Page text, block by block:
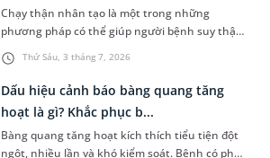
Thứ Sáu, 3 tháng 7, 2026
Chạy thận nhân tạo là một trong những
phương pháp có thể giúp người bệnh suy thận
mạn tính ở giai đoạn cuối có thể kéo dài cuộc
sống và tăng chất lượng sống đáng kể. Bài viết
dưới đây là một số thông tin cơ bản về phương
pháp điều trị này và những lưu ý về chế độ ăn
dành cho người bệnh để đảm bảo hiệu quả
chạy thận và phòng ngừa tai biến nghiêm
Dấu hiệu cảnh báo bàng quang tăng
hoạt là gì? Khắc phục b...
Bàng quang tăng hoạt kích thích tiểu tiện đột
ngột, nhiều lần và khó kiểm soát. Bệnh có phổ